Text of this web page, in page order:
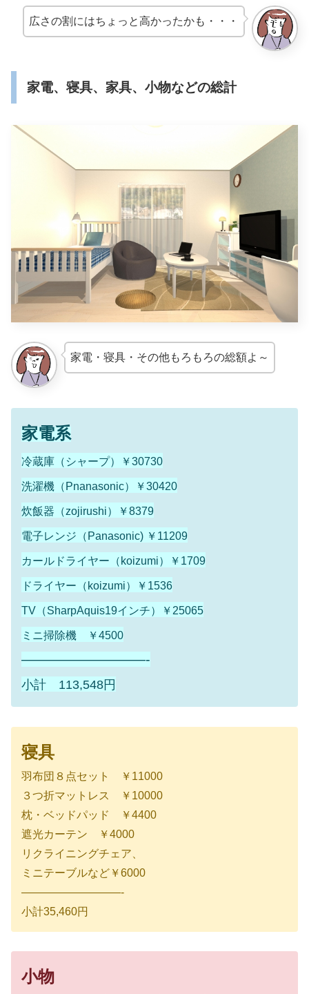
広さの割にはちょっと高かったかも・・・
家電、寝具、家具、小物などの総計
家電・寝具・その他もろもろの総額よ～
家電系
冷蔵庫（シャープ）￥30730
洗濯機（Pnanasonic）￥30420
炊飯器（zojirushi）￥8379
電子レンジ（Panasonic) ￥11209
カールドライヤー（koizumi）￥1709
ドライヤー（koizumi）￥1536
TV（SharpAquis19インチ）￥25065
ミニ掃除機 ￥4500
—————————-
小計 113,548円
寝具
羽布団８点セット ￥11000
３つ折マットレス ￥10000
枕・ベッドパッド ￥4400
遮光カーテン ￥4000
リクライニングチェア、
ミニテーブルなど￥6000
—————————-
小計35,460円
小物